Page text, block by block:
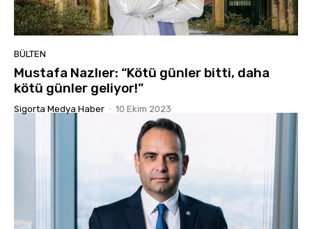
BÜLTEN
Mustafa Nazlıer: “Kötü günler bitti, daha
kötü günler geliyor!”
Sigorta Medya Haber - 10 Ekim 2023